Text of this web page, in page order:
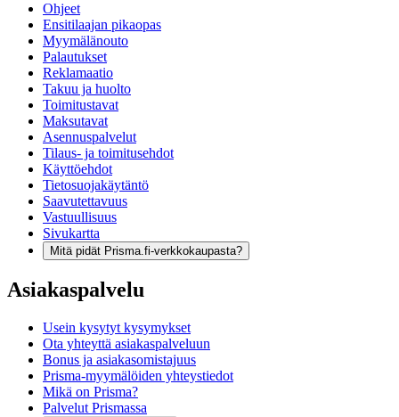
Ohjeet
Ensitilaajan pikaopas
Myymälänouto
Palautukset
Reklamaatio
Takuu ja huolto
Toimitustavat
Maksutavat
Asennuspalvelut
Tilaus- ja toimitusehdot
Käyttöehdot
Tietosuojakäytäntö
Saavutettavuus
Vastuullisuus
Sivukartta
Mitä pidät Prisma.fi-verkkokaupasta?
Asiakaspalvelu
Usein kysytyt kysymykset
Ota yhteyttä asiakaspalveluun
Bonus ja asiakasomistajuus
Prisma-myymälöiden yhteystiedot
Mikä on Prisma?
Palvelut Prismassa